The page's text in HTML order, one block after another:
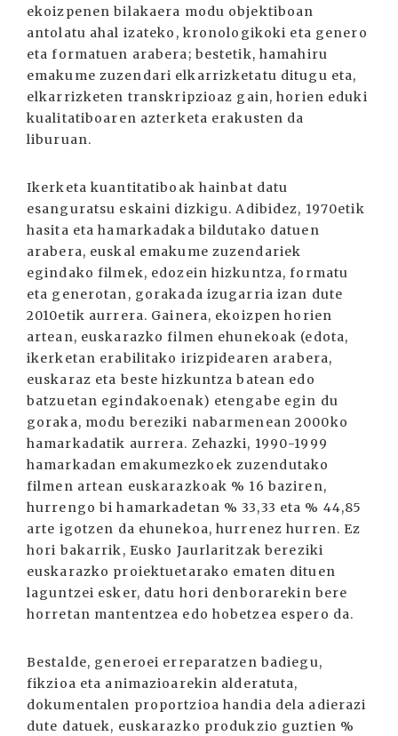
ekoizpenen bilakaera modu objektiboan
antolatu ahal izateko, kronologikoki eta genero
eta formatuen arabera; bestetik, hamahiru
emakume zuzendari elkarrizketatu ditugu eta,
elkarrizketen transkripzioaz gain, horien eduki
kualitatiboaren azterketa erakusten da
liburuan.
Ikerketa kuantitatiboak hainbat datu
esanguratsu eskaini dizkigu. Adibidez, 1970etik
hasita eta hamarkadaka bildutako datuen
arabera, euskal emakume zuzendariek
egindako filmek, edozein hizkuntza, formatu
eta generotan, gorakada izugarria izan dute
2010etik aurrera. Gainera, ekoizpen horien
artean, euskarazko filmen ehunekoak (edota,
ikerketan erabilitako irizpidearen arabera,
euskaraz eta beste hizkuntza batean edo
batzuetan egindakoenak) etengabe egin du
goraka, modu bereziki nabarmenean 2000ko
hamarkadatik aurrera. Zehazki, 1990-1999
hamarkadan emakumezkoek zuzendutako
filmen artean euskarazkoak % 16 baziren,
hurrengo bi hamarkadetan % 33,33 eta % 44,85
arte igotzen da ehunekoa, hurrenez hurren. Ez
hori bakarrik, Eusko Jaurlaritzak bereziki
euskarazko proiektuetarako ematen dituen
laguntzei esker, datu hori denborarekin bere
horretan mantentzea edo hobetzea espero da.
Bestalde, generoei erreparatzen badiegu,
fikzioa eta animazioarekin alderatuta,
dokumentalen proportzioa handia dela adierazi
dute datuek, euskarazko produkzio guztien %